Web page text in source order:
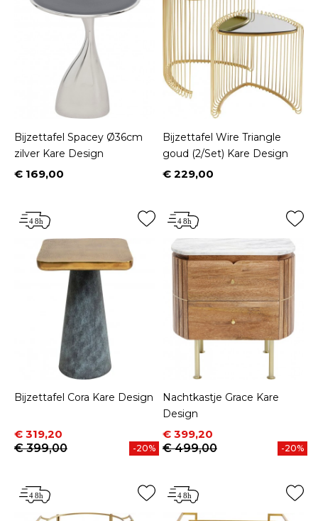
Bijzettafel Spacey Ø36cm
zilver Kare Design
Prijs
€ 169,00
Bijzettafel Wire Triangle
goud (2/Set) Kare Design
Prijs
€ 229,00
Bijzettafel Cora Kare Design
Prijs
€ 319,20
Normale prijs
€ 399,00
-20%
Nachtkastje Grace Kare
Design
Prijs
€ 399,20
Normale prijs
€ 499,00
-20%